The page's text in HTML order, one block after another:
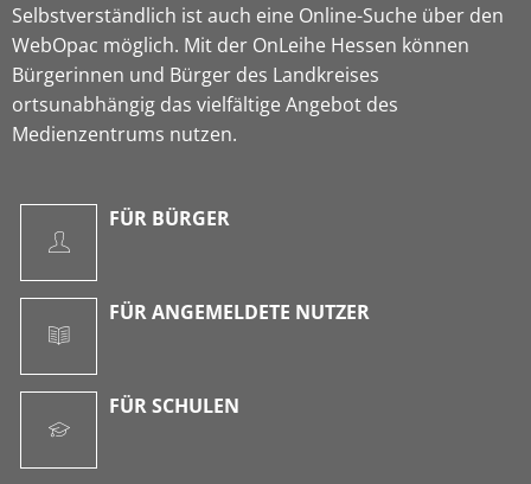
Selbstverständlich ist auch eine Online-Suche über den
WebOpac möglich. Mit der OnLeihe Hessen können
Bürgerinnen und Bürger des Landkreises
ortsunabhängig das vielfältige Angebot des
Medienzentrums nutzen.
FÜR BÜRGER
FÜR ANGEMELDETE NUTZER
FÜR SCHULEN